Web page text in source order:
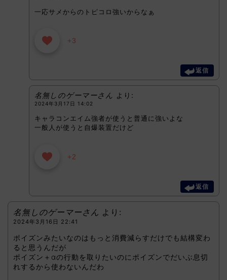
一応サメからのトピコロ強いからなぁ
+3
返信
名無しのゲーマーさん より:
2024年3月17日 14:02
キャラコンエイム強者が使うと普通に強いよな
一般人が使うと自爆装置だけど
+2
返信
名無しのゲーマーさん より:
2024年3月16日 22:41
ポイズンみたいなのはもっと消費減らすだけでも結構変わ
ると思うんだが
ポイズン＋αの行動を取りたいのにポイズンでだいぶ息切
れするから使わないんだわ